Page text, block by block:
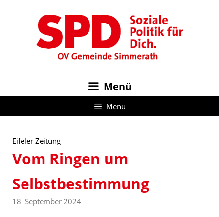
Menü
Menu
Eifeler Zeitung
Vom Ringen um
Selbstbestimmung
18. September 2024